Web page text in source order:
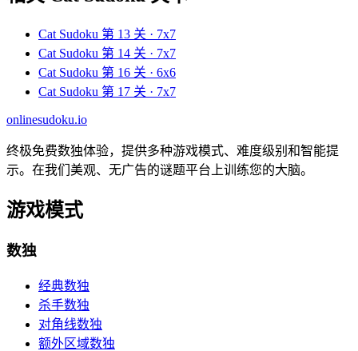
Cat Sudoku 第 13 关 · 7x7
Cat Sudoku 第 14 关 · 7x7
Cat Sudoku 第 16 关 · 6x6
Cat Sudoku 第 17 关 · 7x7
onlinesudoku.io
终极免费数独体验，提供多种游戏模式、难度级别和智能提
示。在我们美观、无广告的谜题平台上训练您的大脑。
游戏模式
数独
经典数独
杀手数独
对角线数独
额外区域数独